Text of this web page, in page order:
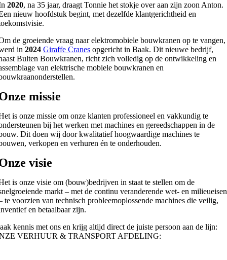
2020, na 35 jaar, draagt Tonnie het stokje over aan zijn zoon Anton.
nieuw hoofdstuk begint, met dezelfde klantgerichtheid en
de groeiende vraag naar elektromobiele bouwkranen op te vangen,
in2024 Giraffe Cranes opgericht in Baak. Dit nieuwe bedrijf,
Bulten Bouwkranen, richt zich volledig op de ontwikkeling en
van elektrische mobiele bouwkranen en
missie
is onze missie om onze klanten professioneel en vakkundig te
bij het werken met machines en gereedschappen in de
Dit doen wij door kwalitatief hoogwaardige machines te
verkopen en verhuren én te onderhouden.
visie
is onze visie om (bouw)bedrijven in staat te stellen om de
markt – met de continu veranderende wet- en milieueisen
te voorzien van technisch probleemoplossende machines die veilig,
en betaalbaar zijn.
kennis met ons en krijg altijd direct de juiste persoon aan de lijn:
VERHUUR & TRANSPORT AFDELING: